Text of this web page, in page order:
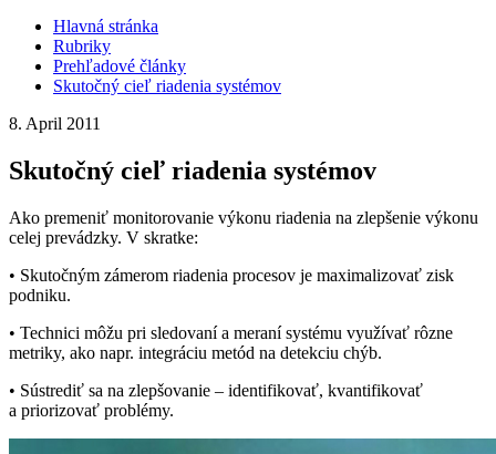
Hlavná stránka
Rubriky
Prehľadové články
Skutočný cieľ riadenia systémov
8. April 2011
Skutočný cieľ riadenia systémov
Ako premeniť monitorovanie výkonu riadenia na zlepšenie výkonu
celej prevádzky. V skratke:
• Skutočným zámerom riadenia procesov je maximalizovať zisk
podniku.
• Technici môžu pri sledovaní a meraní systému využívať rôzne
metriky, ako napr. integráciu metód na detekciu chýb.
• Sústrediť sa na zlepšovanie – identifikovať, kvantifikovať
a priorizovať problémy.